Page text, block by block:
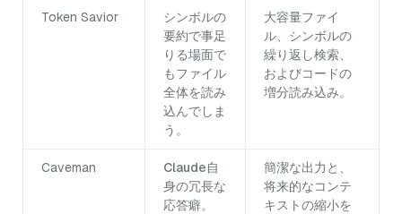
Token Savior
シンボルの
要約で事足
りる場面で
もファイル
全体を読み
込んでしま
う。
大容量ファイ
ル、シンボルの
繰り返し検索、
およびコードの
増分読み込み。
Caveman
Claude自
身の冗長な
応答癖。
簡潔な出力と、
将来的なコンテ
キストの縮小を